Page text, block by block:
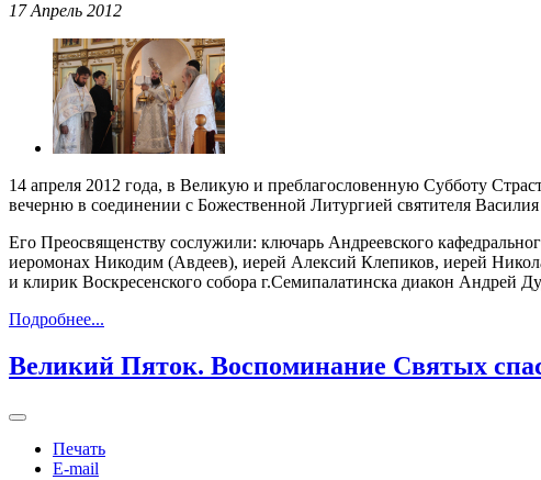
17 Апрель 2012
14 апреля 2012 года, в Великую и преблагословенную Субботу
вечерню в соединении с Божественной Литургией святителя
Его Преосвященству сослужили: ключарь Андреевского
иеромонах Никодим (Авдеев), иерей Алексий Клепиков, иерей
и клирик Воскресенского собора г.Семипалатинска диакон Андрей
Подробнее...
Великий Пяток. Воспоминание Святых
Печать
E-mail